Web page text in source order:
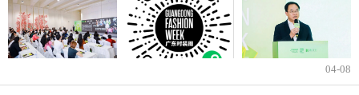
揭晓
04-08